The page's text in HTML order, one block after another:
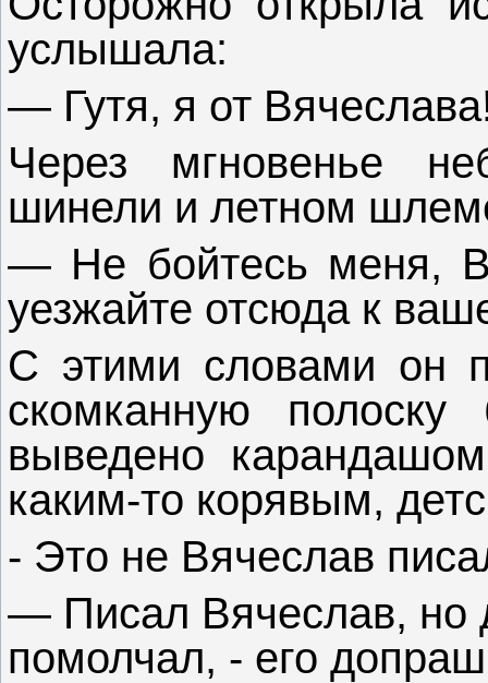
услышала:
— Гутя, я от
Через мгновенье
шинели и летном
— Не бойтесь меня,
уезжайте отсюда к
С этими словами он
скомканную
выведено
каким-то корявым,
- Это не Вячеслав
— Писал Вячеслав, но
помолчал, - его